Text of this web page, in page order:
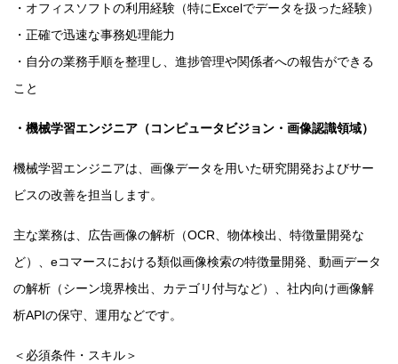
・オフィスソフトの利用経験（特にExcelでデータを扱った経験）
・正確で迅速な事務処理能力
・自分の業務手順を整理し、進捗管理や関係者への報告ができる
こと
・機械学習エンジニア（コンピュータビジョン・画像認識領域）
機械学習エンジニアは、画像データを用いた研究開発およびサー
ビスの改善を担当します。
主な業務は、広告画像の解析（OCR、物体検出、特徴量開発な
ど）、eコマースにおける類似画像検索の特徴量開発、動画データ
の解析（シーン境界検出、カテゴリ付与など）、社内向け画像解
析APIの保守、運用などです。
＜必須条件・スキル＞